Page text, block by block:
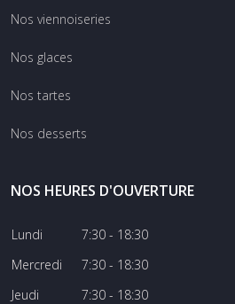
Nos viennoiseries
Nos glaces
Nos tartes
Nos desserts
NOS HEURES D'OUVERTURE
Lundi
Mercredi
Jeudi
7:30 - 18:30
7:30 - 18:30
7:30 - 18:30